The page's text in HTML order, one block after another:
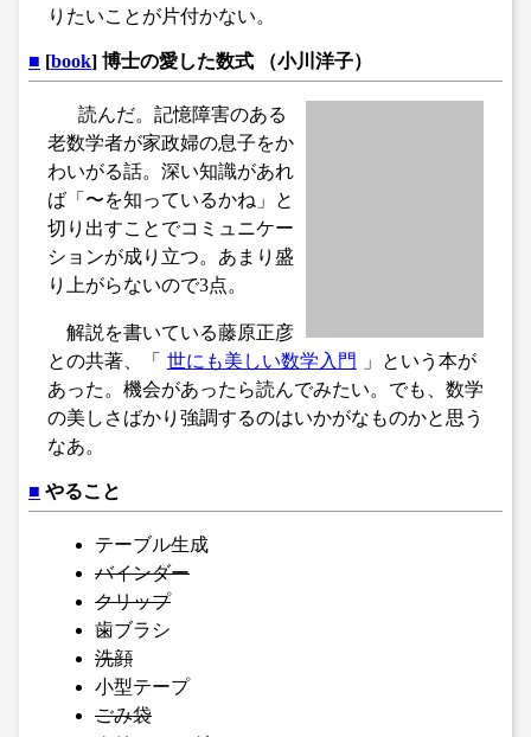
りたいことが片付かない。
■ [book] 博士の愛した数式 （小川洋子）
読んだ。記憶障害のある
老数学者が家政婦の息子をか
わいがる話。深い知識があれ
ば「〜を知っているかね」と
切り出すことでコミュニケー
ションが成り立つ。あまり盛
り上がらないので3点。
解説を書いている藤原正彦
との共著、「
世にも美しい数学入門
」という本が
あった。機会があったら読んでみたい。でも、数学
の美しさばかり強調するのはいかがなものかと思う
なあ。
■ やること
テーブル生成
バインダー
クリップ
歯ブラシ
洗顔
小型テープ
ごみ袋